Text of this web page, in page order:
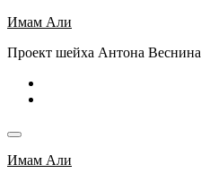
Перейти
содержимому
Имам Али
Проект шейха Антона Веснина
Имам Али